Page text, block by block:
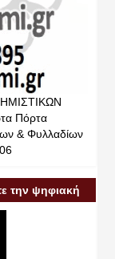
Πόρτα
& Φυλλαδίων
την ψηφιακή